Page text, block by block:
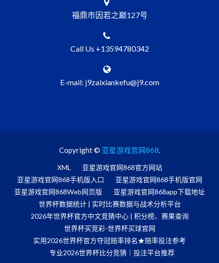
福鼎市因若之巅127号
Call Us +13594780342
E-mail: j9zaixiankefu@j9.com
Copyright © 亚星游戏官网868
XML
亚星游戏官网868官方网站
亚星游戏官网868手机版入口
亚星游戏官网868手机版官网
亚星游戏官网868Web网页版
亚星游戏官网868app下载地址
世界杯数据统计 | 实时比赛数据与战术分析平台
2026年世界杯官方中文竞猜中心 | 积分榜、赛果查询
世界杯买竞彩-世界杯买球官网
实用2026世界杯官方夺冠赔率排名★赔率投注参考
专业2026世界杯比分竞猜｜投注平台推荐